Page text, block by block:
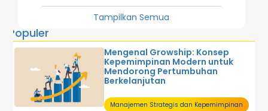
Investasi dan Pasar Modal
Manajemen Strategis dan Kepemimpinan
Penelitian Dosen
Perpajakan
Sistem Informasi Akuntansi
Sistem Informasi Manajemen
Sistem Pengendalian Manajemen
Tentang Akuntansi
U M U M
Tampilkan Semua
Populer
Mengenal Growship: Konsep
Kepemimpinan Modern untuk
Mendorong Pertumbuhan
Berkelanjutan
Manajemen Strategis dan Kepemimpinan